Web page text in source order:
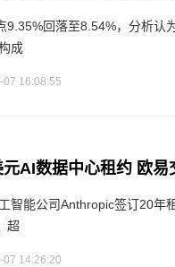
9.35%回落至8.54%，分析认
成
07 16:08:55
AI数据中心租约 欧易
智能公司Anthropic签订20年
超
07 14:26:20